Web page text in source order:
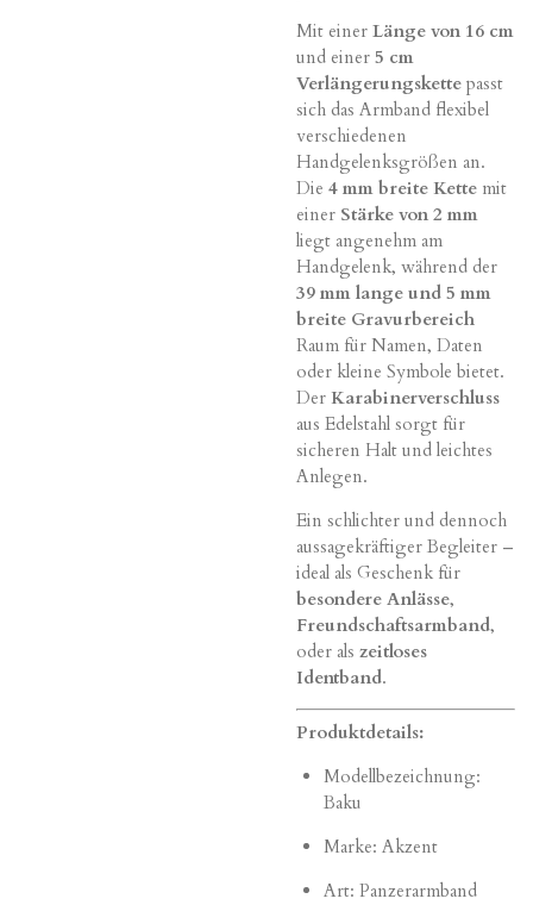
Mit einer Länge von 16 cm
und einer 5 cm
Verlängerungskette passt
sich das Armband flexibel
verschiedenen
Handgelenksgrößen an.
Die 4 mm breite Kette mit
einer Stärke von 2 mm
liegt angenehm am
Handgelenk, während der
39 mm lange und 5 mm
breite Gravurbereich
Raum für Namen, Daten
oder kleine Symbole bietet.
Der Karabinerverschluss
aus Edelstahl sorgt für
sicheren Halt und leichtes
Anlegen.
Ein schlichter und dennoch
aussagekräftiger Begleiter –
ideal als Geschenk für
besondere Anlässe,
Freundschaftsarmband,
oder als zeitloses
Identband.
Produktdetails:
Modellbezeichnung:
Baku
Marke: Akzent
Art: Panzerarmband